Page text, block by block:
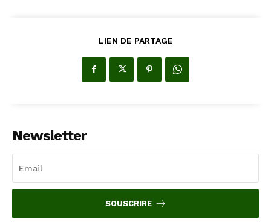
LIEN DE PARTAGE
Newsletter
SOUSCRIRE